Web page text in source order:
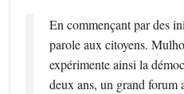
En commençant par des
parole aux citoyens.
expérimente ainsi la
deux ans, un grand forum